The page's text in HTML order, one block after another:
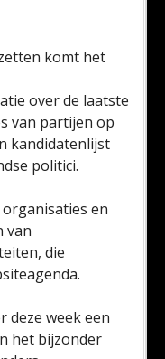
komt het
over de laatste
van partijen op
kandidatenlijst
politici.
en
van
die
deze week een
het bijzonder